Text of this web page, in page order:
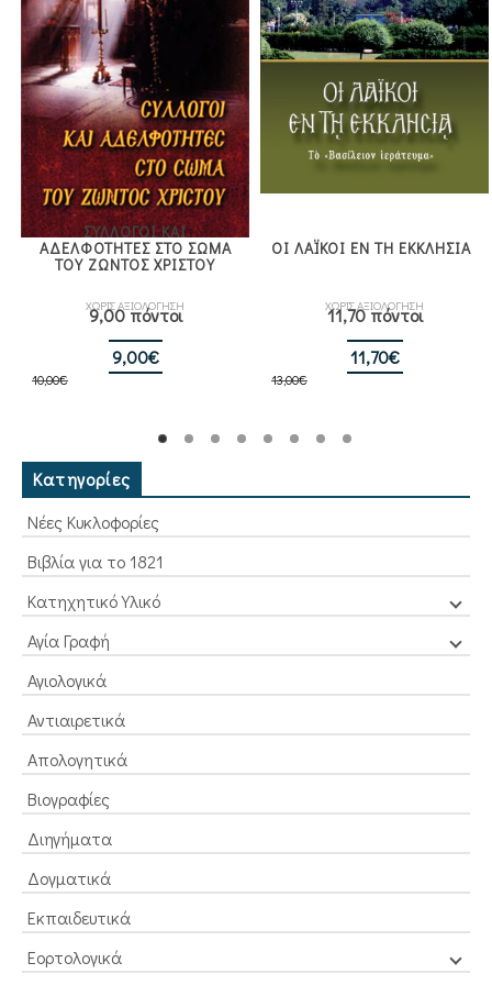
ΣΥΛΛΟΓΟΙ ΚΑΙ
ΑΔΕΛΦΟΤΗΤΕΣ ΣΤΟ ΣΩΜΑ
ΤΟΥ ΖΩΝΤΟΣ ΧΡΙΣΤΟΥ
ΧΩΡΙΣ ΑΞΙΟΛΟΓΗΣΗ
9,00 πόντοι
10,00€
Original
price
10,00€.
9,00€
τρέχουσα
είναι:
ΟΙ ΛΑΪΚΟΙ ΕΝ ΤΗ ΕΚΚΛΗΣΙΑ
ΧΩΡΙΣ ΑΞΙΟΛΟΓΗΣΗ
11,70 πόντοι
13,00€
Original
price
13,00€.
11,70€
τρέχουσα
Κατηγορίες
Νέες Κυκλοφορίες
Βιβλία για το 1821
Κατηχητικό Υλικό
Αγία Γραφή
Αγιολογικά
Αντιαιρετικά
Απολογητικά
Βιογραφίες
Διηγήματα
Δογματικά
Εκπαιδευτικά
Εορτολογικά